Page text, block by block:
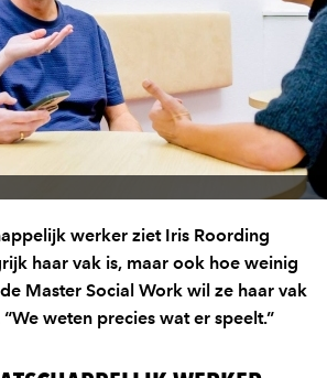
werker ziet Iris Roording
haar vak is, maar ook hoe weinig
Master Social Work wil ze haar vak
weten precies wat er speelt.”